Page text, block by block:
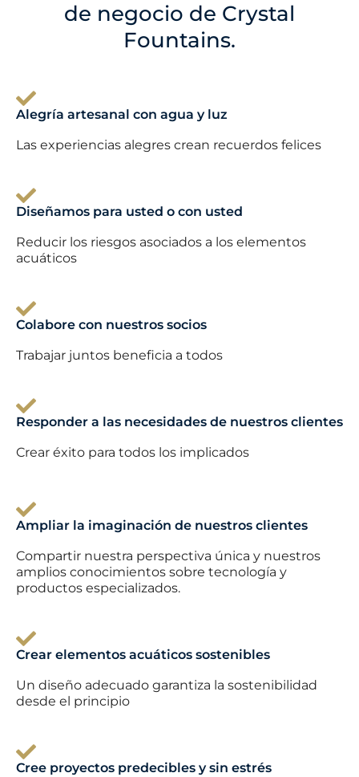
de negocio de Crystal
Fountains.
Alegría artesanal con agua y luz
Las experiencias alegres crean recuerdos felices
Diseñamos para usted o con usted
Reducir los riesgos asociados a los elementos
acuáticos
Colabore con nuestros socios
Trabajar juntos beneficia a todos
Responder a las necesidades de nuestros clientes
Crear éxito para todos los implicados
Ampliar la imaginación de nuestros clientes
Compartir nuestra perspectiva única y nuestros
amplios conocimientos sobre tecnología y
productos especializados.
Crear elementos acuáticos sostenibles
Un diseño adecuado garantiza la sostenibilidad
desde el principio
Cree proyectos predecibles y sin estrés